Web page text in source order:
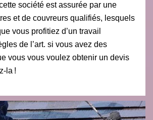
société est assurée par une
et de couvreurs qualifiés, lesquels
vous profitiez d’un travail
de l’art. si vous avez des
vous vous voulez obtenir un devis
la !